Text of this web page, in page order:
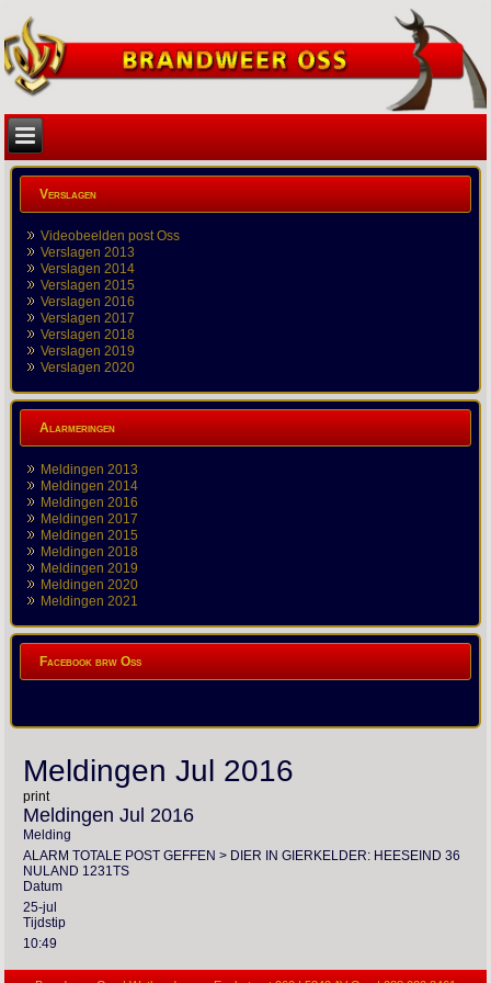
Verslagen
Videobeelden post Oss
Verslagen 2013
Verslagen 2014
Verslagen 2015
Verslagen 2016
Verslagen 2017
Verslagen 2018
Verslagen 2019
Verslagen 2020
Alarmeringen
Meldingen 2013
Meldingen 2014
Meldingen 2016
Meldingen 2017
Meldingen 2015
Meldingen 2018
Meldingen 2019
Meldingen 2020
Meldingen 2021
Facebook brw Oss
Meldingen Jul 2016
print
Meldingen Jul 2016
Melding
ALARM TOTALE POST GEFFEN > DIER IN GIERKELDER: HEESEIND 36
NULAND 1231TS
Datum
25-jul
Tijdstip
10:49